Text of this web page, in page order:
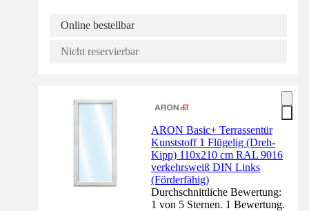
Online bestellbar
Nicht reservierbar
ARON Basic+ Terrassentür
Kunststoff 1 Flügelig (Dreh-
Kipp) 110x210 cm RAL 9016
verkehrsweiß DIN Links
(Förderfähig)
Durchschnittliche Bewertung:
1 von 5 Sternen. 1 Bewertung.